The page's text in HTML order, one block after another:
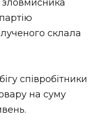
зловмисника
склала
співробітники
на суму